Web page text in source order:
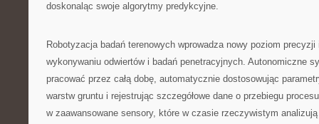
doskonaląc swoje algorytmy predykcyjne.
Robotyzacja badań terenowych wprowadza nowy poziom
wykonywaniu odwiertów i badań penetracyjnych. Autonomiczne
pracować przez całą dobę, automatycznie dostosowując
warstw gruntu i rejestrując szczegółowe dane o przebiegu
w zaawansowane sensory, które w czasie rzeczywistym